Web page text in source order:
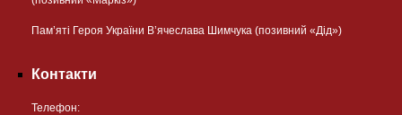
Пам’яті Героя України В’ячеслава Шимчука (позивний «Дід»)
Контакти
Телефон: